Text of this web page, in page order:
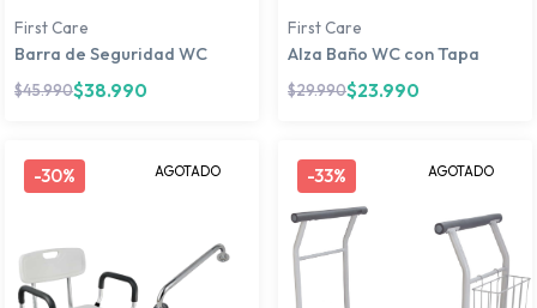
First Care
Barra de Seguridad WC
$45.990$38.990
First Care
Alza Baño WC con Tapa
$29.990$23.990
-30% AGOTADO -33% AGOTADO